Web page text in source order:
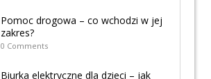
Pomoc drogowa – co wchodzi w jej
zakres?
0 Comments
Biurka elektryczne dla dzieci – jak